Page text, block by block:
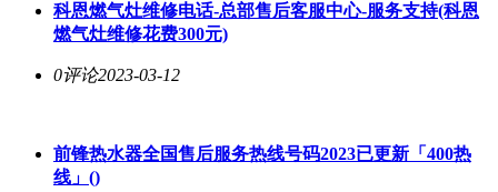
科恩燃气灶维修电话-总部售后客服中心-服务支持(科恩
燃气灶维修花费300元)
0评论2023-03-12
前锋热水器全国售后服务热线号码2023已更新「400热
线」()